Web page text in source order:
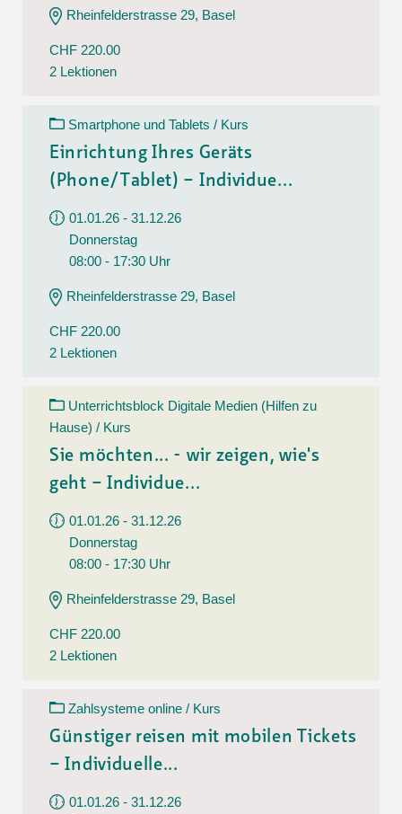
Rheinfelderstrasse 29, Basel
CHF 220.00
2 Lektionen
Smartphone und Tablets / Kurs
Einrichtung Ihres Geräts
(Phone/Tablet) – Individue...
01.01.26 - 31.12.26
Donnerstag
08:00 - 17:30 Uhr
Rheinfelderstrasse 29, Basel
CHF 220.00
2 Lektionen
Unterrichtsblock Digitale Medien (Hilfen zu
Hause) / Kurs
Sie möchten... - wir zeigen, wie's
geht – Individue...
01.01.26 - 31.12.26
Donnerstag
08:00 - 17:30 Uhr
Rheinfelderstrasse 29, Basel
CHF 220.00
2 Lektionen
Zahlsysteme online / Kurs
Günstiger reisen mit mobilen Tickets
– Individuelle...
01.01.26 - 31.12.26